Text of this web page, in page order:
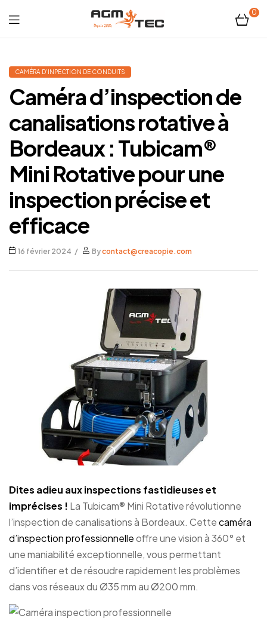
Tubicam®
XL
–
Caméra
d'inspection
Ø50
mm
0
CAMÉRA D'INPECTION DE CONDUITS
Caméra d’inspection de
canalisations rotative à
Bordeaux : Tubicam®
Mini Rotative pour une
inspection précise et
efficace
16 février 2024 Bycontact@creacopie.com
Dites adieu aux inspections fastidieuses et
imprécises ! La Tubicam® Mini Rotative révolutionne
l’inspection de canalisations à Bordeaux. Cettecaméra
d’inspection professionnelleoffre une vision à 360° et
une maniabilité exceptionnelle, vous permettant
d’identifier et de résoudre rapidement les problèmes
dans vos réseaux du Ø35 mm au Ø200 mm.